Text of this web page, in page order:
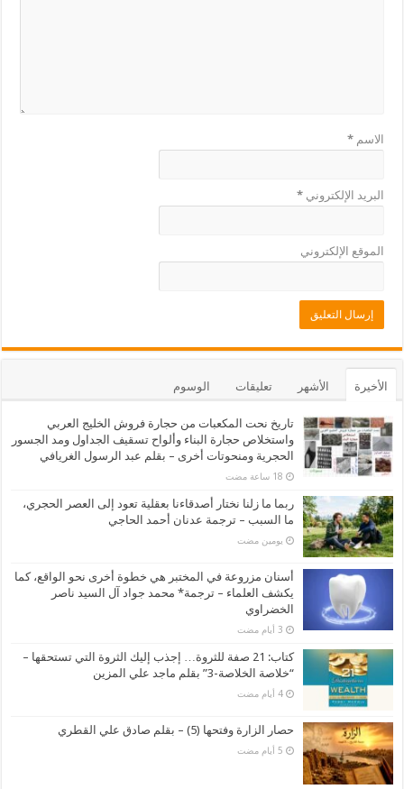
الاسم*
البريد الإلكتروني*
الموقع الإلكتروني
الأخيرة الأشهر تعليقات الوسوم
تاريخ نحت المكعبات من حجارة فروش الخليج العربي
واستخلاص حجارة البناء وألواح تسقيف الجداول ومد الجسور
الحجرية ومنحوتات أخرى – بقلم عبد الرسول الغريافي
ربما ما زلنا نختار أصدقاءنا بعقلية تعود إلى العصر الحجري،
ما السبب – ترجمة عدنان أحمد الحاجي
‏يومين مضت
أسنان مزروعة في المختبر هي خطوة أخرى نحو الواقع، كما
يكشف العلماء – ترجمة* محمد جواد آل السيد ناصر
الخضراوي
كتاب: 21 صفة للثروة… إجذب إليك الثروة التي تستحقها –
“خلاصة الخلاصة-3” بقلم ماجد علي المزين
‏4 أيام مضت
حصار الزارة وفتحها (5) – بقلم صادق علي القطري